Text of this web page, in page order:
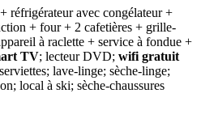
réfrigérateur avec congélateur +
+ four + 2 cafetières + grille-
à raclette + service à fondue +
TV; lecteur DVD; wifi gratuit
lave-linge; sèche-linge;
local à ski; sèche-chaussures